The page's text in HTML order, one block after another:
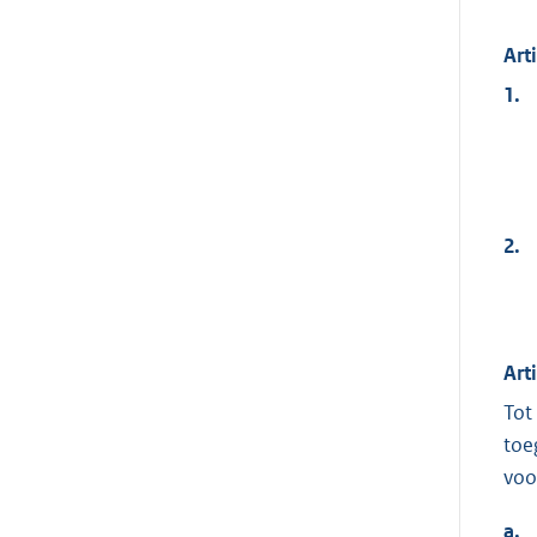
1.
2.
a.